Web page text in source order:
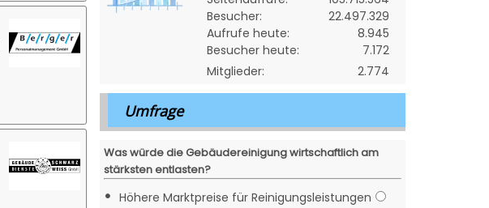
Besucher:
22.497.329
Aufrufe heute:
8.945
Besucher heute:
7.172
Mitglieder:
2.774
Umfrage
Was würde die Gebäudereinigung wirtschaftlich am
stärksten entlasten?
• Höhere Marktpreise für Reinigungsleistungen